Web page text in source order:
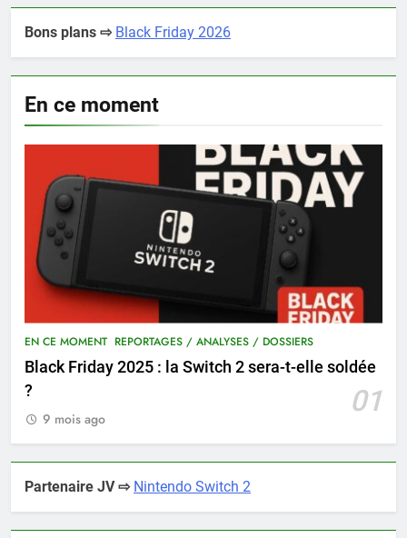
Bons plans ⇨ Black Friday 2026
En ce moment
EN CE MOMENT REPORTAGES / ANALYSES / DOSSIERS
Black Friday 2025 : la Switch 2 sera-t-elle soldée
?
01
9 mois ago
Partenaire JV ⇨ Nintendo Switch 2